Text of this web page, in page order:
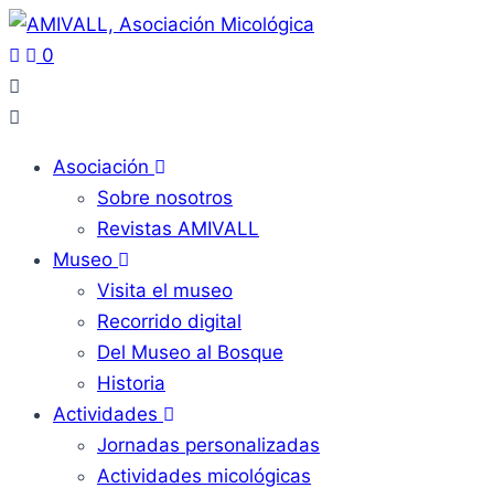
0
Asociación
Sobre nosotros
Revistas AMIVALL
Museo
Visita el museo
Recorrido digital
Del Museo al Bosque
Historia
Actividades
Jornadas personalizadas
Actividades micológicas